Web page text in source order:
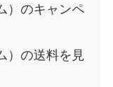
）のキャンペ
）の送料を見